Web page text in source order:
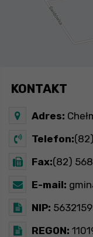
KONTAKT
Adres:
Telefon:
Fax:(82)
E-mail:
NIP:
REGON: